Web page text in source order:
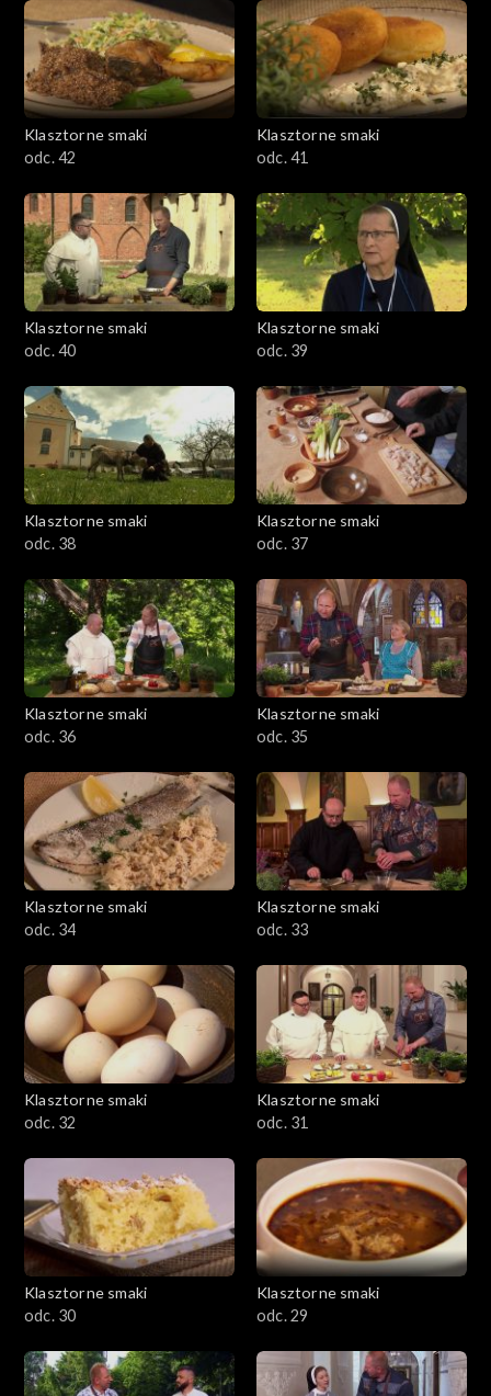
Klasztorne smaki
odc. 42
Klasztorne smaki
odc. 41
Klasztorne smaki
odc. 40
Klasztorne smaki
odc. 39
Klasztorne smaki
odc. 38
Klasztorne smaki
odc. 37
Klasztorne smaki
odc. 36
Klasztorne smaki
odc. 35
Klasztorne smaki
odc. 34
Klasztorne smaki
odc. 33
Klasztorne smaki
odc. 32
Klasztorne smaki
odc. 31
Klasztorne smaki
odc. 30
Klasztorne smaki
odc. 29